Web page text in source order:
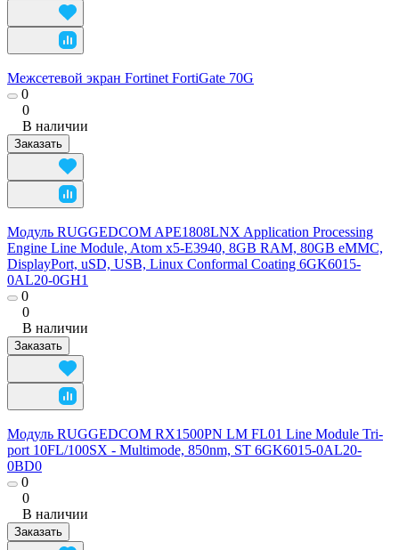
Межсетевой экран Fortinet FortiGate 70G
0
0
В наличии
Заказать
Модуль RUGGEDCOM APE1808LNX Application Processing
Engine Line Module, Atom x5-E3940, 8GB RAM, 80GB eMMC,
DisplayPort, uSD, USB, Linux Conformal Coating 6GK6015-
0AL20-0GH1
0
0
В наличии
Заказать
Модуль RUGGEDCOM RX1500PN LM FL01 Line Module Tri-
port 10FL/100SX - Multimode, 850nm, ST 6GK6015-0AL20-
0BD0
0
0
В наличии
Заказать